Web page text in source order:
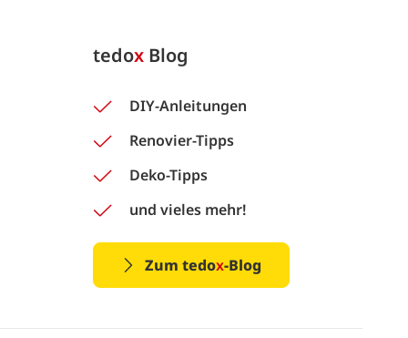
tedox Blog
DIY-Anleitungen
Renovier-Tipps
Deko-Tipps
und vieles mehr!
Zum tedox-Blog